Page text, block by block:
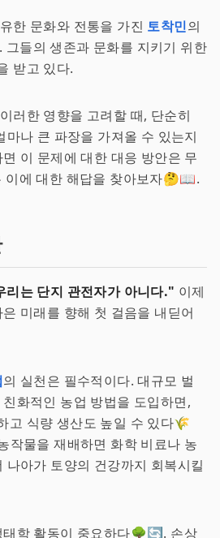
한 문화와 전통을 가진 토착민의
들의 생존과 문화를 지키기 위한
받고 있다.
러한 영향을 고려할 때, 단순히
나 큰 파장을 가져올 수 있는지
이 문제에 대한 대응 방안은 무
이에 대한 해답을 찾아보자🤔📖.
리는 단지 관전자가 아니다." 이제
미래를 향해 첫 걸음을 내딛어
의 실천은 필수적이다. 대규모 벌
화적인 농업 방법을 도입하면,
고 식량 생산도 높일 수 있다🌾
작물을 재배하면 화학 비료나 농
나아가 토양의 건강까지 회복시킬
태학 활동이 중요하다🌳🔄. 손상